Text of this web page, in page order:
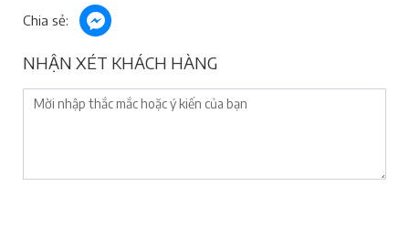
Chia sẻ:
NHẬN XÉT KHÁCH HÀNG